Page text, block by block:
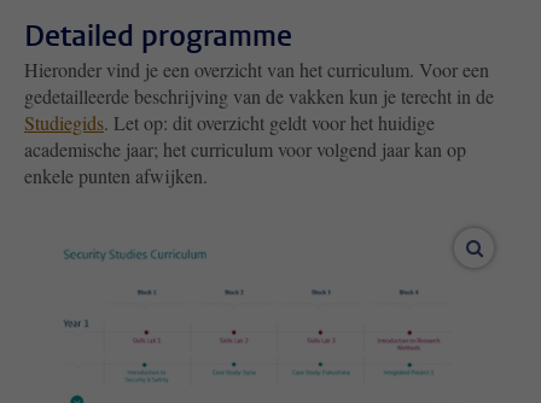
Detailed programme
Hieronder vind je een overzicht van het curriculum. Voor een
gedetailleerde beschrijving van de vakken kun je terecht in de
Studiegids. Let op: dit overzicht geldt voor het huidige
academische jaar; het curriculum voor volgend jaar kan op
enkele punten afwijken.